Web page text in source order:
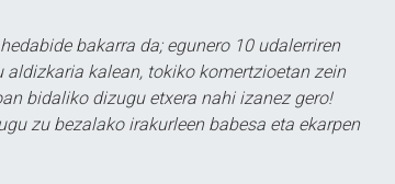
bakarra da; egunero 10 udalerriren
kalean, tokiko komertzioetan zein
bidaliko dizugu etxera nahi izanez gero!
zu bezalako irakurleen babesa eta ekarpen